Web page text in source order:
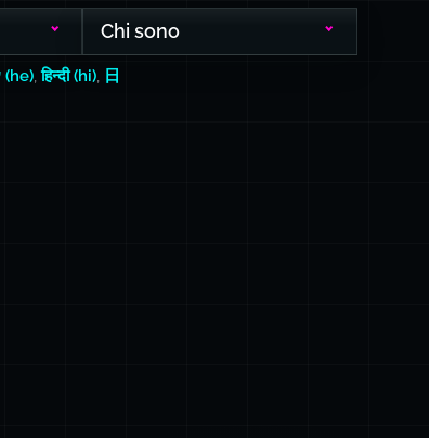
Chi sono
עברית (he) ,हिन्दी (hi)
日